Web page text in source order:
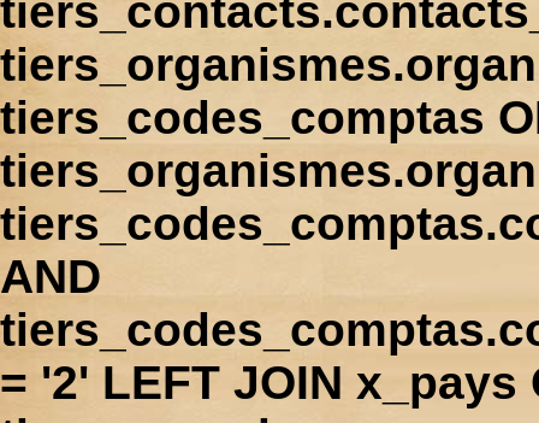
tiers_codes_comptas
AND
= '2' LEFT JOIN